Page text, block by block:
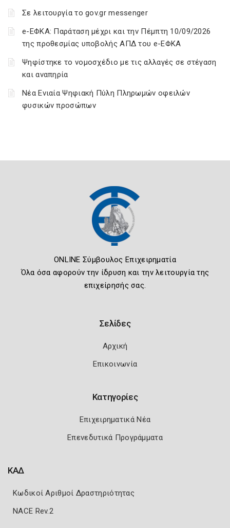
Σε λειτουργία το gov.gr messenger
e-ΕΦΚΑ: Παράταση μέχρι και την Πέμπτη 10/09/2026
της προθεσμίας υποβολής ΑΠΔ του e-ΕΦΚΑ
Ψηφίστηκε το νομοσχέδιο με τις αλλαγές σε στέγαση
και αναπηρία
Νέα Ενιαία Ψηφιακή Πύλη Πληρωμών οφειλών
φυσικών προσώπων
ONLINE Σύμβουλος Επιχειρηματία
Όλα όσα αφορούν την ίδρυση και την λειτουργία της
επιχείρησής σας.
Σελίδες
Αρχική
Επικοινωνία
Κατηγορίες
Επιχειρηματικά Νέα
Επενεδυτικά Προγράμματα
ΚΑΔ
Κωδικοί Αριθμοί Δραστηριότητας
NACE Rev.2